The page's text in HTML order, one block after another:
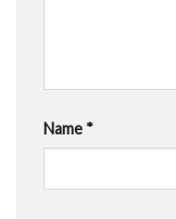
Name *